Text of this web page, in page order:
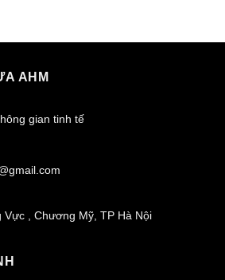
AHM
gian tinh tế
, Chương Mỹ, TP Hà Nội